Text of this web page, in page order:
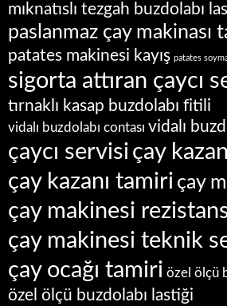
mıknatıslı tezgah buzdolabı
paslanmaz çay makinası
patates makinesi kayış patates
sigorta attıran çaycı
tırnaklı kasap buzdolabı fitili
vidalı buzdolabı contası vidalı
çaycı servisi çay
çay kazanı tamiri çay
çay makinesi
çay makinesi teknik
çay ocağı tamiri özel ölçü
özel ölçü buzdolabı lastiği